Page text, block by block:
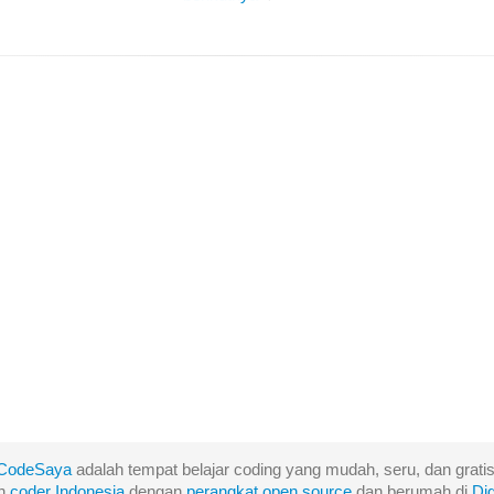
adalah tempat belajar coding yang mudah, seru, dan